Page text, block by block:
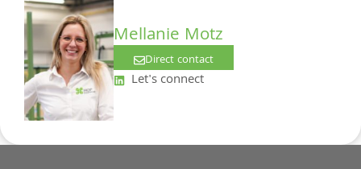
Mellanie Motz
Direct contact
Let's connect